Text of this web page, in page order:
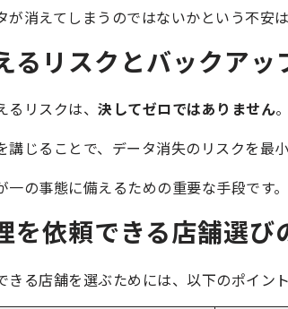
消えてしまうのではないかという不安
るリスクとバックアッ
リスクは、 決してゼロではありません。
講じることで、データ消失のリスクを最
の事態に備えるための重要な手段です。
を依頼できる店舗選び
きる店舗を選ぶためには、以下のポイン